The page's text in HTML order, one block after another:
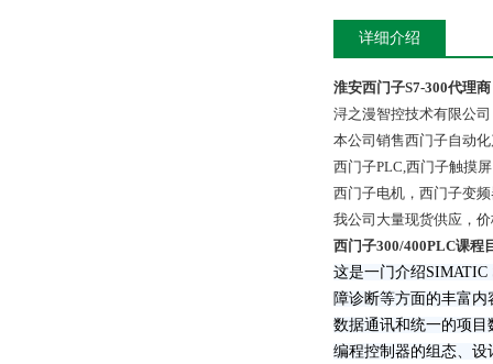
详细介绍
淮安西门子S7-300代理商
浔之漫智控技术有限公
本公司销售西门子自动
西门子PLC,西门子触摸
西门子电机，西门子变
我公司大量现货供应，
西门子300/400PLC课程
这是一门介绍
障诊断等方面的丰富
数据通讯和统一的项
编程控制器的组态、